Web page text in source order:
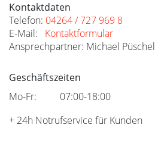
Kontaktdaten
Telefon: 04264 / 727 969 8
E-Mail: Kontaktformular
Ansprechpartner: Michael Püschel
Geschäftszeiten
Mo-Fr:
07:00-18:00
+ 24h Notrufservice für Kunden